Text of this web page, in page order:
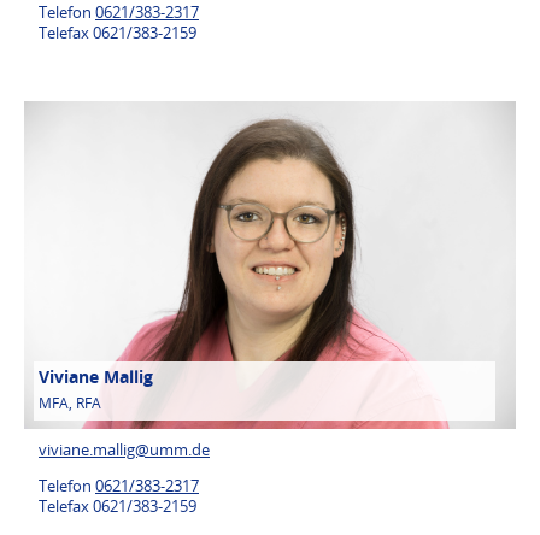
Telefon 0621/383-2317
Telefax 0621/383-2159
Viviane Mallig
MFA, RFA
viviane.mallig@umm.de
Telefon 0621/383-2317
Telefax 0621/383-2159